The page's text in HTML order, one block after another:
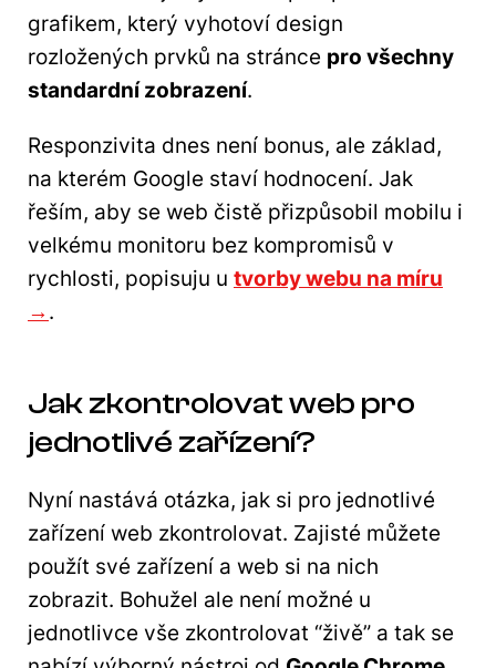
grafikem, který vyhotoví design
rozložených prvků na stránce pro všechny
standardní zobrazení.
Responzivita dnes není bonus, ale základ,
na kterém Google staví hodnocení. Jak
řeším, aby se web čistě přizpůsobil mobilu i
velkému monitoru bez kompromisů v
rychlosti, popisuju u tvorby webu na míru
→ .
Jak zkontrolovat web pro
jednotlivé zařízení?
Nyní nastává otázka, jak si pro jednotlivé
zařízení web zkontrolovat. Zajisté můžete
použít své zařízení a web si na nich
zobrazit. Bohužel ale není možné u
jednotlivce vše zkontrolovat “živě” a tak se